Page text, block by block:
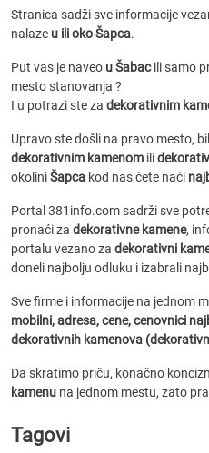
Stranica sadži sve informacije
nalaze u ili oko Šapca.
Put vas je naveo u Šabacili samo
mesto stanovanja ?
I u potrazi ste za dekorativnim
Upravo ste došli na pravo mesto,
dekorativnim kamenom ili
okoliniŠapca kod nas ćete naći
Portal 381info.com sadrži sve
pronaći za dekorativne kamene,
portalu vezano za dekorativni
doneli najbolju odluku i izabrali
Sve firme i informacije na jednom
mobilni, adresa, cene, cenovnici
dekorativnih kamenova
Da skratimo priču, konačno
kamenu na jednom mestu, zato
Tagovi